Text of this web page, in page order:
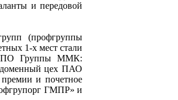
и передовой
(профгруппы
1-х мест стали
ППО Группы ММК:
цех ПАО
и почетное
ГМПР» и